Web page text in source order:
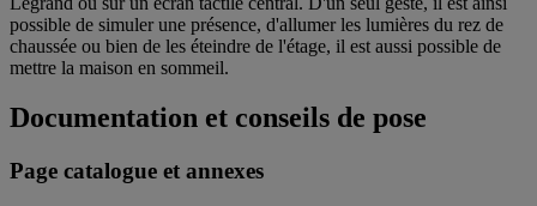
possible de simuler une présence, d'allumer les lumières du rez de
chaussée ou bien de les éteindre de l'étage, il est aussi possible de
mettre la maison en sommeil.
Documentation et conseils de pose
Page catalogue et annexes